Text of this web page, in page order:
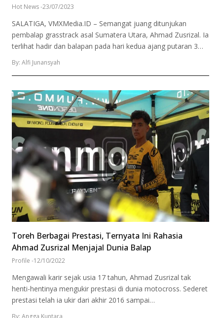
Hot News-23/07/2023
SALATIGA, VMXMedia.ID – Semangat juang ditunjukan
pembalap grasstrack asal Sumatera Utara, Ahmad Zusrizal. Ia
terlihat hadir dan balapan pada hari kedua ajang putaran 3…
By: Alfi Junansyah
Toreh Berbagai Prestasi, Ternyata Ini Rahasia
Ahmad Zusrizal Menjajal Dunia Balap
Profile -12/10/2022
Mengawali karir sejak usia 17 tahun, Ahmad Zusrizal tak
henti-hentinya mengukir prestasi di dunia motocross. Sederet
prestasi telah ia ukir dari akhir 2016 sampai…
By: Angga Kuntara